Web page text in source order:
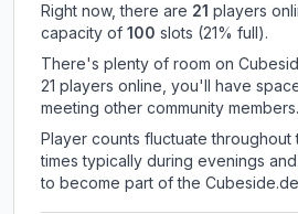
Right now, there are 21 players
capacity of 100 slots (21% full).
There's plenty of room on
21 players online, you'll have
meeting other community members.
Player counts fluctuate throughout
times typically during evenings
to become part of the